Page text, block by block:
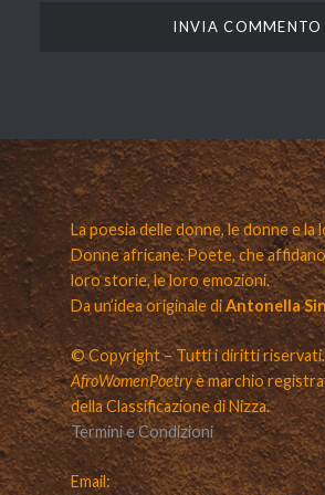
La poesia delle donne, le donne e la
Donne africane. Poete, che
loro storie, le loro emozioni.
Da un’idea originale diAntonella
© Copyright – Tutti i diritti riservati.
AfroWomenPoetryè marchio
della Classificazione di Nizza.
Termini e Condizioni
Email: